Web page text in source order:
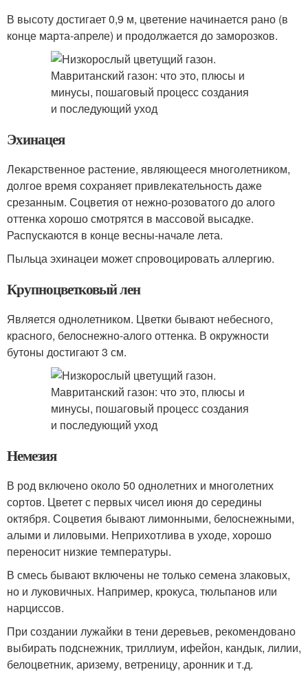
В высоту достигает 0,9 м, цветение начинается рано (в
конце марта-апреле) и продолжается до заморозков.
Эхинацея
Лекарственное растение, являющееся многолетником,
долгое время сохраняет привлекательность даже
срезанным. Соцветия от нежно-розоватого до алого
оттенка хорошо смотрятся в массовой высадке.
Распускаются в конце весны-начале лета.
Пыльца эхинацеи может спровоцировать аллергию.
Крупноцветковый лен
Является однолетником. Цветки бывают небесного,
красного, белоснежно-алого оттенка. В окружности
бутоны достигают 3 см.
Немезия
В род включено около 50 однолетних и многолетних
сортов. Цветет с первых чисел июня до середины
октября. Соцветия бывают лимонными, белоснежными,
алыми и лиловыми. Неприхотлива в уходе, хорошо
переносит низкие температуры.
В смесь бывают включены не только семена злаковых,
но и луковичных. Например, крокуса, тюльпанов или
нарциссов.
При создании лужайки в тени деревьев, рекомендовано
выбирать подснежник, триллиум, ифейон, кандык, лилии,
белоцветник, аризему, ветреницу, аронник и т.д.